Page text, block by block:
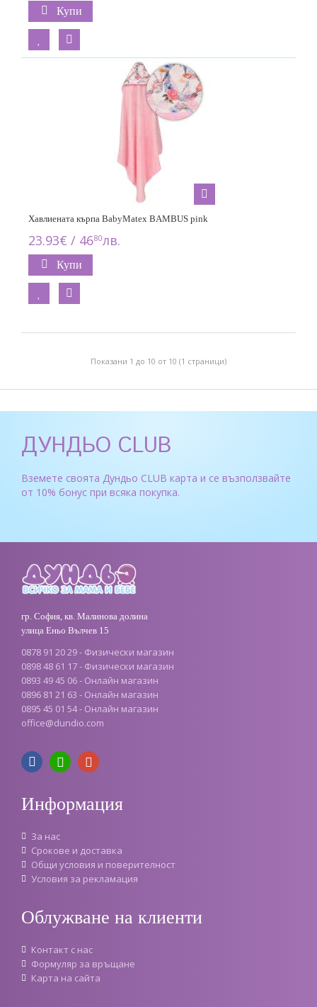
Купи
Хавлиената кърпа BabyMatex BAMBUS pink
23.93€ / 4680лв.
Купи
Показани 1 до 10 от 10 (1 страници)
ДУНДЬО CLUB
Вземете своята Дундьо CLUB карта и се възползвайте
от 10% бонус при всяка покупка.
гр. София, кв. Малинова долина
улица Еньо Вълчев 15
0878 91 20 29 - Физически магазин
0898 48 61 17 - Физически магазин
0893 49 45 06 - Онлайн магазин
0896 81 21 63 - Онлайн магазин
0895 45 01 54 - Онлайн магазин
office@dundio.com
Информация
За нас
Срокове и доставка
Oбщи условия и поверителност
Условия за рекламация
Облужване на клиенти
Контакт с нас
Формуляр за връщане
Карта на сайта